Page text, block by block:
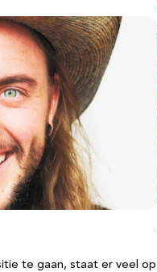
te gaan, staat er veel op